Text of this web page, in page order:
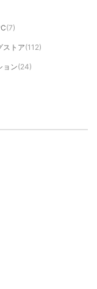
(7)
ストア(112)
ョン(24)